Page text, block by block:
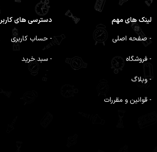
لینک های مهم
- صفحه اصلی
- فروشگاه
- وبلاگ
- قوانین و مقررات
دسترسی های کاربر
- حساب کاربری
- سبد خرید